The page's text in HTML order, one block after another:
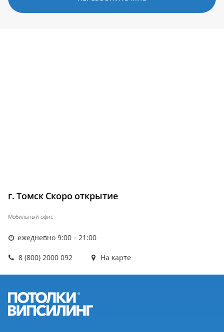
г. Томск Скоро открытие
Мобильный офис
ежедневно 9:00 - 21:00
8 (800) 2000 092 На карте